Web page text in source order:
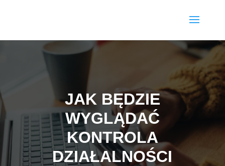
JAK BĘDZIE
WYGLĄDAĆ
KONTROLA
DZIAŁALNOŚCI